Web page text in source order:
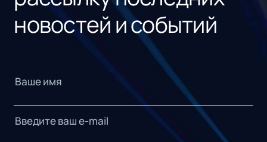
новостей и событий